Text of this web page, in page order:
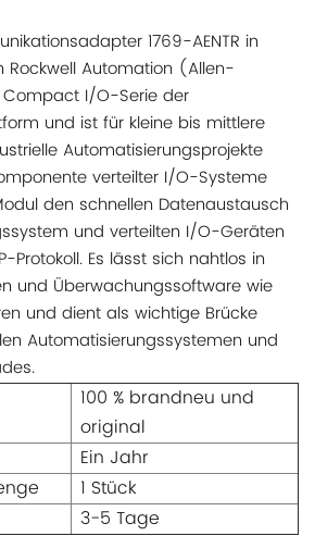
1769-AENTR in
Rockwell Automation (Allen-
I/O-Serie der
und ist für kleine bis mittlere
Automatisierungsprojekte
verteilter I/O-Systeme
den schnellen Datenaustausch
und verteilten I/O-Geräten
Protokoll. Es lässt sich nahtlos in
und Überwachungssoftware wie
und dient als wichtige Brücke
Automatisierungssystemen und
100 % brandneu und
original
Ein Jahr
1 Stück
3-5 Tage